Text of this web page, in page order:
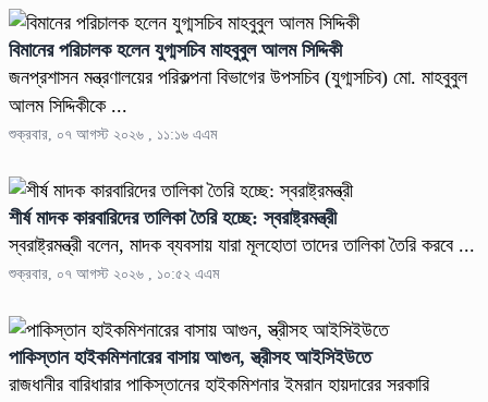
বিমানের পরিচালক হলেন যুগ্মসচিব মাহবুবুল আলম সিদ্দিকী
জনপ্রশাসন মন্ত্রণালয়ের পরিকল্পনা বিভাগের উপসচিব (যুগ্মসচিব) মো. মাহবুবুল
আলম সিদ্দিকীকে ...
শুক্রবার, ০৭ আগস্ট ২০২৬ , ১১:১৬ এএম
শীর্ষ মাদক কারবারিদের তালিকা তৈরি হচ্ছে: স্বরাষ্ট্রমন্ত্রী
স্বরাষ্ট্রমন্ত্রী বলেন, মাদক ব্যবসায় যারা মূলহোতা তাদের তালিকা তৈরি করবে ...
শুক্রবার, ০৭ আগস্ট ২০২৬ , ১০:৫২ এএম
পাকিস্তান হাইকমিশনারের বাসায় আগুন, স্ত্রীসহ আইসিইউতে
রাজধানীর বারিধারার পাকিস্তানের হাইকমিশনার ইমরান হায়দারের সরকারি